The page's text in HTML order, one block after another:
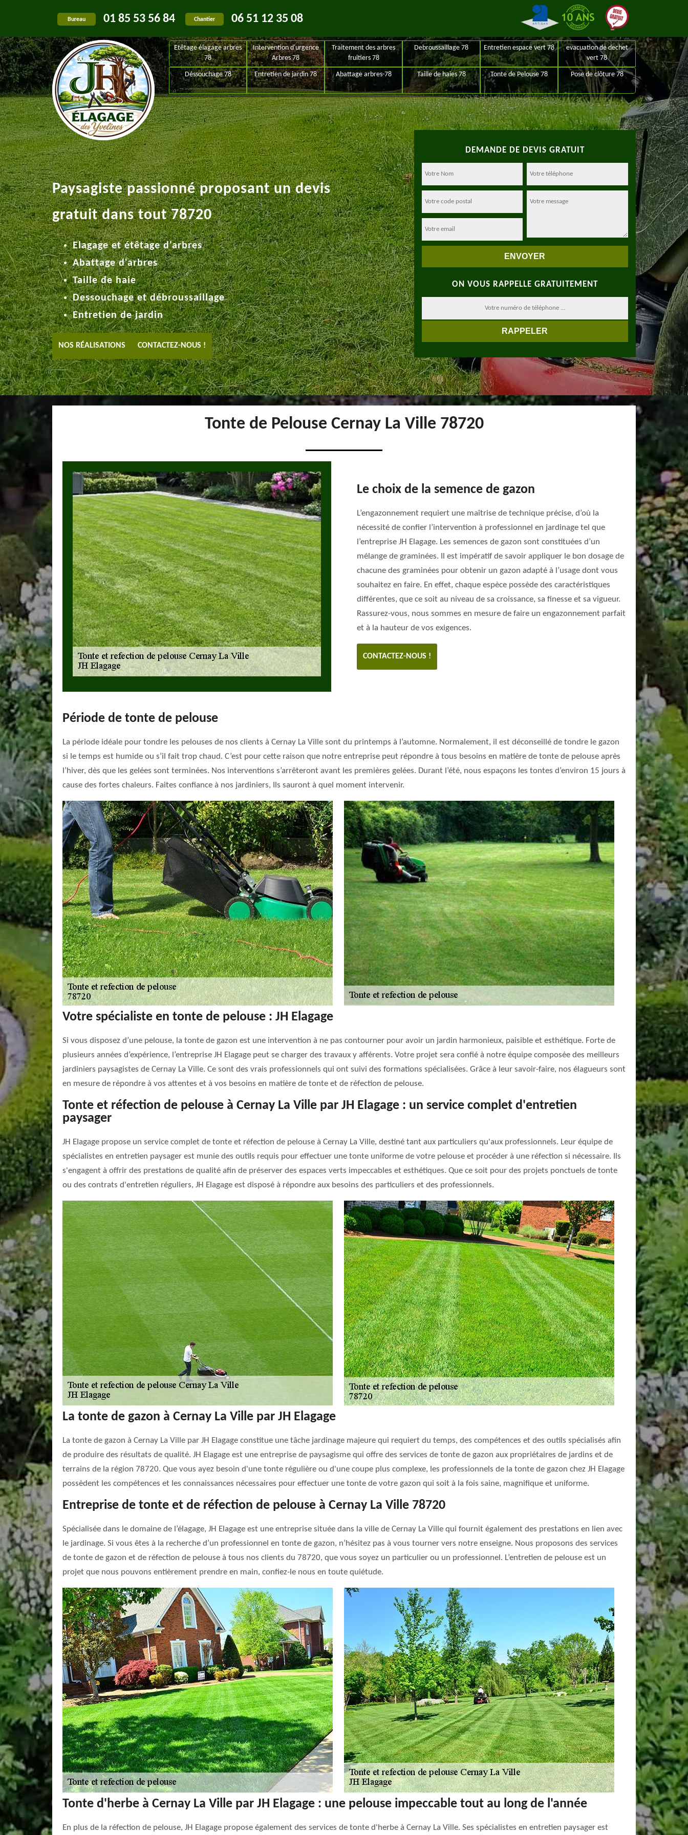
Bureau 01 85 53 56 84 Chantier 06 51 12 35 08
Etêtage élagage arbres
78
Intervention d'urgence
Arbres 78
Traitement des arbres
fruitiers 78
Debroussaillage 78 Entretien espace vert 78
evacuation de dechet
vert 78
Déssouchage 78 Entretien de jardin 78 Abattage arbres-78 Taille de haies 78 Tonte de Pelouse 78 Pose de clôture 78
DEMANDE DE DEVIS GRATUIT
ON VOUS RAPPELLE GRATUITEMENT
Paysagiste passionné proposant un devis
gratuit dans tout 78720
Elagage et étêtage d'arbres
Abattage d'arbres
Taille de haie
Dessouchage et débroussaillage
Entretien de jardin
NOS RÉALISATIONS CONTACTEZ-NOUS !
Tonte de Pelouse Cernay La Ville 78720
Le choix de la semence de gazon
L’engazonnement requiert une maîtrise de technique précise, d’où la
nécessité de confier l’intervention à professionnel en jardinage tel que
l’entreprise JH Elagage. Les semences de gazon sont constituées d’un
mélange de graminées. Il est impératif de savoir appliquer le bon dosage de
chacune des graminées pour obtenir un gazon adapté à l’usage dont vous
souhaitez en faire. En effet, chaque espèce possède des caractéristiques
différentes, que ce soit au niveau de sa croissance, sa finesse et sa vigueur.
Rassurez-vous, nous sommes en mesure de faire un engazonnement parfait
et à la hauteur de vos exigences.
CONTACTEZ-NOUS !
Période de tonte de pelouse
La période idéale pour tondre les pelouses de nos clients à Cernay La Ville sont du printemps à l’automne. Normalement, il est déconseillé de tondre le gazon
si le temps est humide ou s’il fait trop chaud. C’est pour cette raison que notre entreprise peut répondre à tous besoins en matière de tonte de pelouse après
l’hiver, dès que les gelées sont terminées. Nos interventions s’arrêteront avant les premières gelées. Durant l’été, nous espaçons les tontes d’environ 15 jours à
cause des fortes chaleurs. Faites confiance à nos jardiniers, Ils sauront à quel moment intervenir.
Votre spécialiste en tonte de pelouse : JH Elagage
Si vous disposez d’une pelouse, la tonte de gazon est une intervention à ne pas contourner pour avoir un jardin harmonieux, paisible et esthétique. Forte de
plusieurs années d’expérience, l’entreprise JH Elagage peut se charger des travaux y afférents. Votre projet sera confié à notre équipe composée des meilleurs
jardiniers paysagistes de Cernay La Ville. Ce sont des vrais professionnels qui ont suivi des formations spécialisées. Grâce à leur savoir-faire, nos élagueurs sont
en mesure de répondre à vos attentes et à vos besoins en matière de tonte et de réfection de pelouse.
Tonte et réfection de pelouse à Cernay La Ville par JH Elagage : un service complet d'entretien
paysager
JH Elagage propose un service complet de tonte et réfection de pelouse à Cernay La Ville, destiné tant aux particuliers qu'aux professionnels. Leur équipe de
spécialistes en entretien paysager est munie des outils requis pour effectuer une tonte uniforme de votre pelouse et procéder à une réfection si nécessaire. Ils
s'engagent à offrir des prestations de qualité afin de préserver des espaces verts impeccables et esthétiques. Que ce soit pour des projets ponctuels de tonte
ou des contrats d'entretien réguliers, JH Elagage est disposé à répondre aux besoins des particuliers et des professionnels.
La tonte de gazon à Cernay La Ville par JH Elagage
La tonte de gazon à Cernay La Ville par JH Elagage constitue une tâche jardinage majeure qui requiert du temps, des compétences et des outils spécialisés afin
de produire des résultats de qualité. JH Elagage est une entreprise de paysagisme qui offre des services de tonte de gazon aux propriétaires de jardins et de
terrains de la région 78720. Que vous ayez besoin d'une tonte régulière ou d'une coupe plus complexe, les professionnels de la tonte de gazon chez JH Elagage
possèdent les compétences et les connaissances nécessaires pour effectuer une tonte de votre gazon qui soit à la fois saine, magnifique et uniforme.
Entreprise de tonte et de réfection de pelouse à Cernay La Ville 78720
Spécialisée dans le domaine de l’élagage, JH Elagage est une entreprise située dans la ville de Cernay La Ville qui fournit également des prestations en lien avec
le jardinage. Si vous êtes à la recherche d’un professionnel en tonte de gazon, n’hésitez pas à vous tourner vers notre enseigne. Nous proposons des services
de tonte de gazon et de réfection de pelouse à tous nos clients du 78720, que vous soyez un particulier ou un professionnel. L’entretien de pelouse est un
projet que nous pouvons entièrement prendre en main, confiez-le nous en toute quiétude.
Tonte d'herbe à Cernay La Ville par JH Elagage : une pelouse impeccable tout au long de l'année
En plus de la réfection de pelouse, JH Elagage propose également des services de tonte d'herbe à Cernay La Ville. Ses spécialistes en entretien paysager est